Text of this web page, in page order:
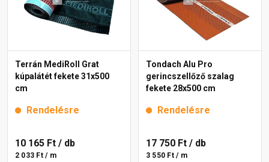
Terrán MediRoll Grat
kúpalátét fekete 31x500
cm
Rendelésre
10 165 Ft / db
2 033 Ft / m
Tondach Alu Pro
gerincszellőző szalag
fekete 28x500 cm
Rendelésre
17 750 Ft / db
3 550 Ft / m